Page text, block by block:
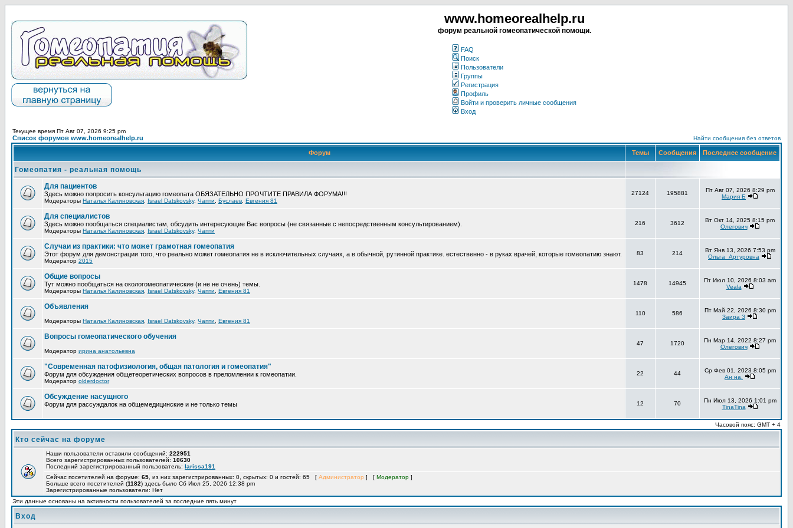
www.homeorealhelp.ru
форум реальной гомеопатической помощи.
FAQ
Поиск
Пользователи
Группы
Регистрация
Профиль
Войти и проверить личные сообщения
Вход
Текущее время Пт Авг 07, 2026 9:25 pm
Список форумов www.homeorealhelp.ru Найти сообщения без ответов
Форум Темы Сообщения Последнее сообщение
Гомеопатия - реальная помощь
Для пациентов
Здесь можно попросить консультацию гомеопата ОБЯЗАТЕЛЬНО ПРОЧТИТЕ ПРАВИЛА ФОРУМА!!!
Модераторы Наталья Калиновская Israel Datskovsky, Чаппи Буслаев Евгения 81
27124 195881
Пт Авг 07, 2026 8:29 pm
Мария Б
Для специалистов
Здесь можно пообщаться специалистам, обсудить интересующие Вас вопросы (не связанные с непосредственным консультированием).
Модераторы Наталья Калиновская Israel Datskovsky, Чаппи
216 3612
Вт Окт 14, 2025 8:15 pm
Олегович
Случаи из практики: что может грамотная гомеопатия
Этот форум для демонстрации того, что реально может гомеопатия не в исключительных случаях, а в обычной, рутинной практике. естественно - в руках врачей, которые гомеопатию знают.
Модератор 2015
83 214
Вт Янв 13, 2026 7:53 pm
Ольга_Артуровна
Общие вопросы
Тут можно пообщаться на окологомеопатические (и не не очень) темы.
Модераторы Наталья Калиновская Israel Datskovsky, Чаппи Евгения 81
1478 14945
Пт Июл 10, 2026 8:03 am
Veala
Объявления
Модераторы Наталья Калиновская Israel Datskovsky, Чаппи Евгения 81
110 586
Пт Май 22, 2026 8:30 pm
Заира З
Вопросы гомеопатического обучения
Модератор ирина анатольевна
47 1720
Пн Мар 14, 2022 8:27 pm
Олегович
"Современная патофизиология, общая патология и гомеопатия"
Форум для обсуждения общетеоретических вопросов в преломлении к гомеопатии.
Модератор olderdoctor
22 44
Ср Фев 01, 2023 8:05 pm
Ан на.
Обсуждение насущного
Форум для рассуждалок на общемедицинские и не только темы 12 70
Пн Июл 13, 2026 1:01 pm
TinaTina
Часовой пояс: GMT + 4
Кто сейчас на форуме
Наши пользователи оставили сообщений: 222951
Всего зарегистрированных пользователей: 10630
Последний зарегистрированный пользователь: larissa191
Сейчас посетителей на форуме: 65 , из них зарегистрированных: 0, скрытых: 0 и гостей: 65 [ Администратор ] [ Модератор ]
Больше всего посетителей (1182) здесь было Сб Июл 25, 2026 12:38 pm
Зарегистрированные пользователи: Нет
Эти данные основаны на активности пользователей за последние пять минут
Вход